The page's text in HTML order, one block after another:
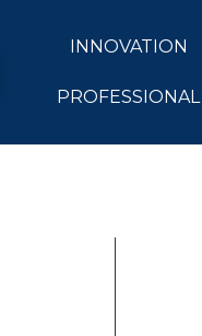
INNOVATION
PROFESSIONAL